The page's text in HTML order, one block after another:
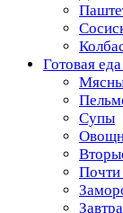
Готовая еда
Супы
Почти